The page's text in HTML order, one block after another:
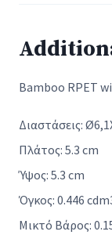
Bamboo RPET
Διαστάσεις:
Πλάτος: 5.3 cm
Ύψος: 5.3 cm
Όγκος: 0.446
Μικτό Βάρος: